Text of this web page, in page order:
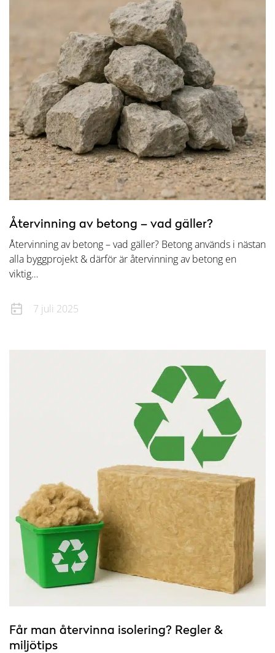
Återvinning av betong – vad gäller?
Återvinning av betong – vad gäller? Betong används i nästan
alla byggprojekt & därför är återvinning av betong en
viktig…
7 juli 2025
Får man återvinna isolering? Regler &
miljötips